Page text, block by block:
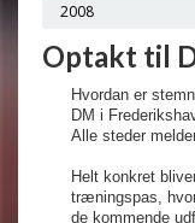
2008
Optakt til
Hvordan er
DM i
Alle steder
Helt konkret
træningspas,
de kommende